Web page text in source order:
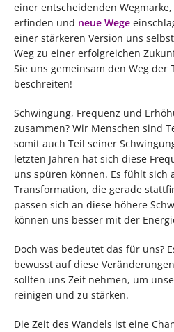
einer entscheidenden
erfinden und neue Wege
einer stärkeren Version uns
Weg zu einer erfolgreichen
Sie uns gemeinsam den Weg der
beschreiten!
Schwingung, Frequenz und
zusammen? Wir Menschen sind
somit auch Teil seiner
letzten Jahren hat sich diese
uns spüren können. Es fühlt sich
Transformation, die gerade
passen sich an diese höhere
können uns besser mit der
Doch was bedeutet das für uns?
bewusst auf diese
sollten uns Zeit nehmen, um
reinigen und zu stärken.
Die Zeit des Wandels ist eine